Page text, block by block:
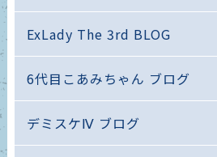
ExLady The 3rd BLOG
6代目こあみちゃん ブログ
デミスケⅣ ブログ